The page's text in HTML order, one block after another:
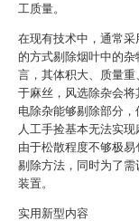
工质量。
在现有技术中，通常
的方式剔除烟叶中的
言，其体积大、质量
于麻丝，风选除杂会
电除杂能够剔除部分，
人工手捡基本无法实
由于松散程度不够极
剔除方法，同时为了
装置。
实用新型内容